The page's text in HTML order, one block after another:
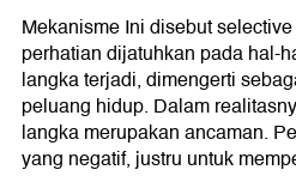
Mekanisme Ini disebut
perhatian dijatuhkan pada hal-
langka terjadi, dimengerti
peluang hidup. Dalam
langka merupakan ancaman.
yang negatif, justru untuk